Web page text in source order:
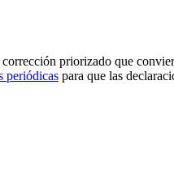
priorizado que
periódicas para que las